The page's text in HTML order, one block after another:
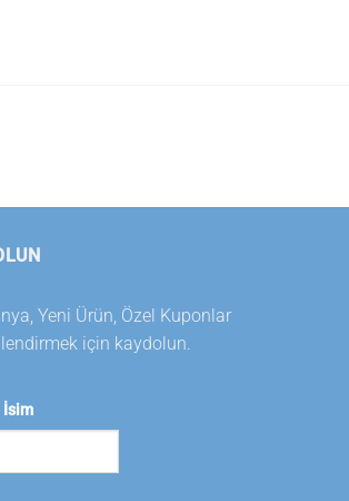
Yeni Ürün, Özel Kuponlar
için kaydolun.
İsim